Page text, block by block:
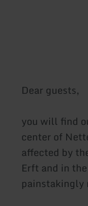
Dear guests,
you will find
center of
affected by
Erft and in